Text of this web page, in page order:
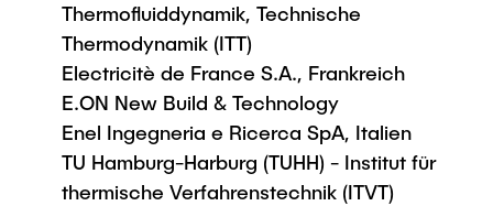
Thermofluiddynamik, Technische
Thermodynamik (ITT)
Electricitè de France S.A., Frankreich
E.ON New Build & Technology
Enel Ingegneria e Ricerca SpA, Italien
TU Hamburg-Harburg (TUHH) - Institut für
thermische Verfahrenstechnik (ITVT)